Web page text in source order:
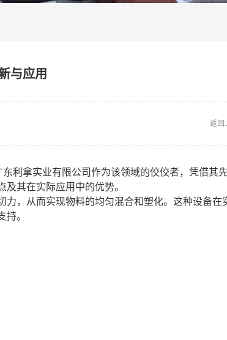
与应用
返回
利拿实业有限公司作为该领域的佼佼者，凭借其
其在实际应用中的优势。
，从而实现物料的均匀混合和塑化。这种设备在
。